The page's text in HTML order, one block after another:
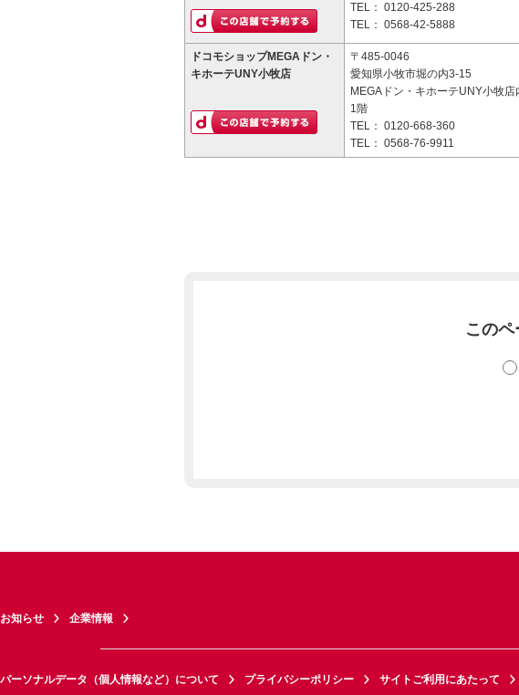
TEL： 0120-425-288
TEL： 0568-42-5888
ドコモショップMEGAドン・
キホーテUNY小牧店
〒485-0046
愛知県小牧市堀の内3-15
MEGAドン・キホーテUNY小牧店
1階
TEL： 0120-668-360
TEL： 0568-76-9911
この
お知らせ 企業情報
パーソナルデータ（個人情報など）について プライバシーポリシー サイトご利用にあたって